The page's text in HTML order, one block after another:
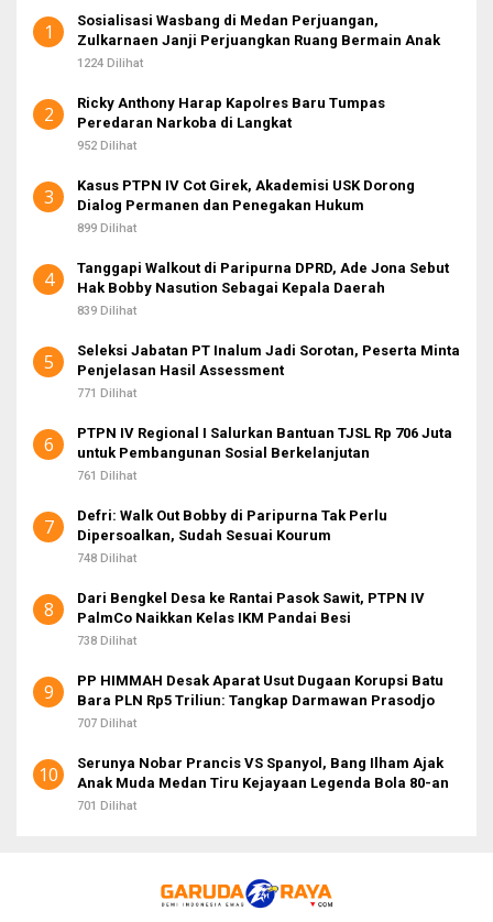
u
k
1
Sosialisasi Wasbang di Medan Perjuangan,
Zulkarnaen Janji Perjuangkan Ruang Bermain Anak
1224 Dilihat
2
Ricky Anthony Harap Kapolres Baru Tumpas
Peredaran Narkoba di Langkat
952 Dilihat
3
Kasus PTPN IV Cot Girek, Akademisi USK Dorong
Dialog Permanen dan Penegakan Hukum
899 Dilihat
4
Tanggapi Walkout di Paripurna DPRD, Ade Jona Sebut
Hak Bobby Nasution Sebagai Kepala Daerah
839 Dilihat
5
Seleksi Jabatan PT Inalum Jadi Sorotan, Peserta Minta
Penjelasan Hasil Assessment
771 Dilihat
6
PTPN IV Regional I Salurkan Bantuan TJSL Rp 706 Juta
untuk Pembangunan Sosial Berkelanjutan
761 Dilihat
7
Defri: Walk Out Bobby di Paripurna Tak Perlu
Dipersoalkan, Sudah Sesuai Kourum
748 Dilihat
8
Dari Bengkel Desa ke Rantai Pasok Sawit, PTPN IV
PalmCo Naikkan Kelas IKM Pandai Besi
738 Dilihat
9
PP HIMMAH Desak Aparat Usut Dugaan Korupsi Batu
Bara PLN Rp5 Triliun: Tangkap Darmawan Prasodjo
707 Dilihat
10
Serunya Nobar Prancis VS Spanyol, Bang Ilham Ajak
Anak Muda Medan Tiru Kejayaan Legenda Bola 80-an
701 Dilihat